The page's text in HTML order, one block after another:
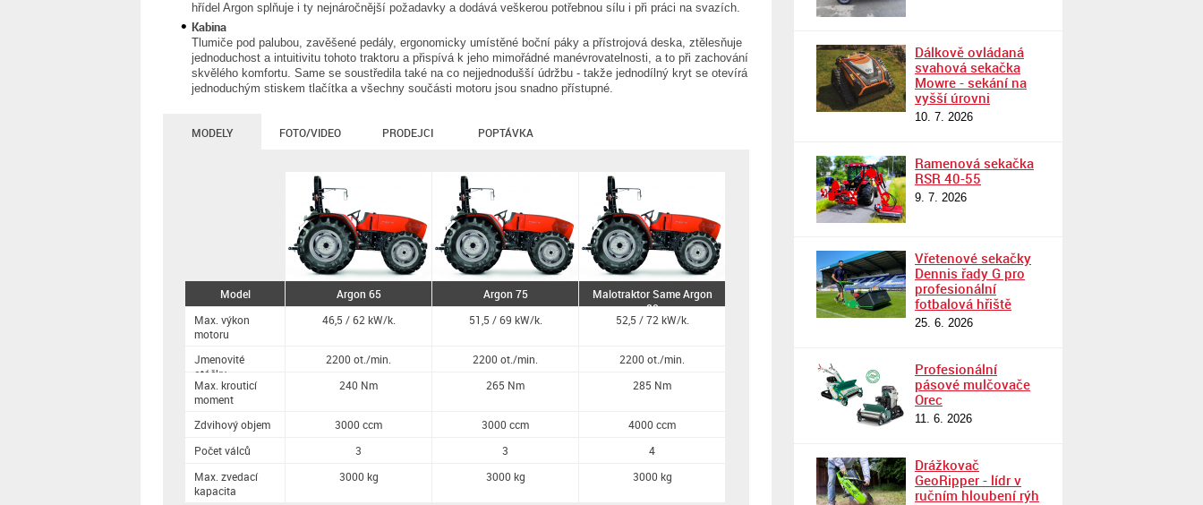
hřídel Argon splňuje i ty nejnáročnější požadavky a dodává veškerou potřebnou sílu i při práci na svazích.
Kabina
Tlumiče pod palubou, zavěšené pedály, ergonomicky umístěné boční páky a přístrojová deska, ztělesňuje
jednoduchost a intuitivitu tohoto traktoru a přispívá k jeho mimořádné manévrovatelnosti, a to při zachování
skvělého komfortu. Same se soustředila také na co nejjednodušší údržbu - takže jednodílný kryt se otevírá
jednoduchým stiskem tlačítka a všechny součásti motoru jsou snadno přístupné.
MODELY FOTO/VIDEO PRODEJCI POPTÁVKA
Model
Max. výkon
motoru
Jmenovité
otáčky
Max. krouticí
moment
Zdvihový objem
Počet válců
Max. zvedací
kapacita
Argon 65 Argon 75
Malotraktor Same Argon
80
46,5 / 62 kW/k.
51,5 / 69 kW/k. 52,5 / 72 kW/k.
2200 ot./min. 2200 ot./min.
2200 ot./min.
240 Nm
265 Nm 285 Nm
3000 ccm 3000 ccm
4000 ccm
3
3
4
3000 kg
3000 kg 3000 kg
Dálkově ovládaná
svahová sekačka
Mowre - sekání na
vyšší úrovni
10. 7. 2026
Ramenová sekačka
RSR 40-55
9. 7. 2026
Vřetenové sekačky
Dennis řady G pro
profesionální
fotbalová hřiště
25. 6. 2026
Profesionální
pásové mulčovače
Orec
11. 6. 2026
Drážkovač
GeoRipper - lídr v
ručním hloubení rýh